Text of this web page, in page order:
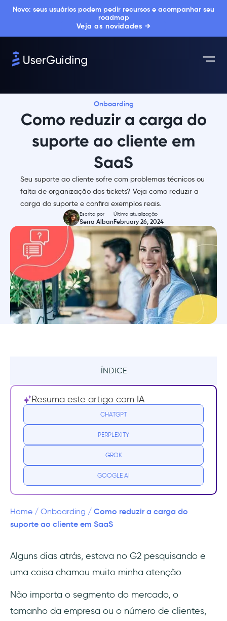
Novo: seus usuários podem pedir recursos e acompanhar seu
roadmap
Veja as novidades →
Onboarding
Como reduzir a carga do
suporte ao cliente em
SaaS
Seu suporte ao cliente sofre com problemas técnicos ou
falta de organização dos tickets? Veja como reduzir a
carga do suporte e confira exemplos reais.
Escrito por
Serra Alban
Última atualização
February 26, 2024
ÍNDICE
O que é a carga do suporte ao cliente?
Qual a importância em reduzir a carga do
suporte
2. Quanto menor a carga de suporte, maior a
3. Mais oportunidades de autoatendimento
Como reduzir a carga do suporte?
colaboradores
Resuma este artigo com IA
CHATGPT
PERPLEXITY
GROK
GOOGLE AI
Home / Onboarding / Como reduzir a carga do
suporte ao cliente em SaaS
Alguns dias atrás, estava no G2 pesquisando e
uma coisa chamou muito minha atenção.
Não importa o segmento do mercado, o
tamanho da empresa ou o número de clientes,